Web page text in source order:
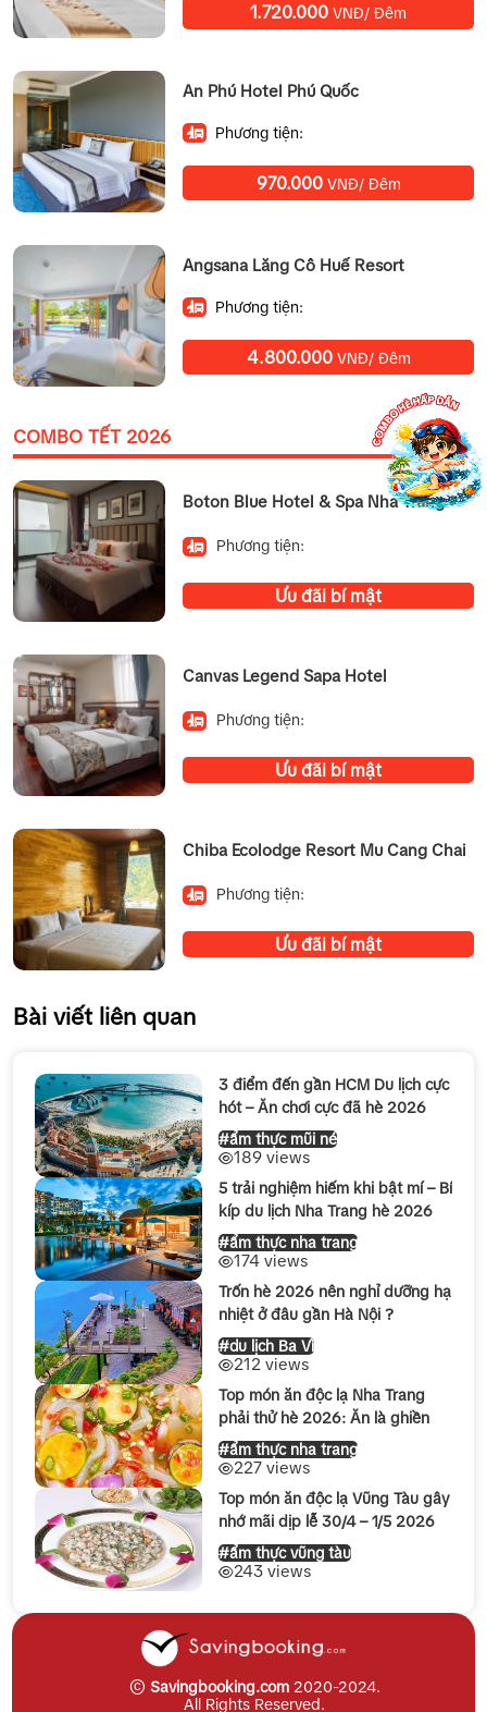
1.720.000 VNĐ/ Đêm
An Phú Hotel Phú Quốc
Phương tiện:
970.000VNĐ/ Đêm
Angsana Lăng Cô Huế Resort
Phương tiện:
4.800.000VNĐ/ Đêm
COMBO TẾT 2026
Boton Blue Hotel & Spa Nha Trang
Phương tiện:
Ưu đãi bí mật
Canvas Legend Sapa Hotel
Phương tiện:
Ưu đãi bí mật
Chiba Ecolodge Resort Mu Cang Chai
Phương tiện:
Ưu đãi bí mật
Bài viết liên quan
3 điểm đến gần HCM Du lịch cực
hót – Ăn chơi cực đã hè 2026
#ẩm thực mũi né
189 views
5 trải nghiệm hiếm khi bật mí – Bí
kíp du lịch Nha Trang hè 2026
#ẩm thực nha trang
174 views
Trốn hè 2026 nên nghỉ dưỡng hạ
nhiệt ở đâu gần Hà Nội ?
#du lịch Ba Vì
212 views
Top món ăn độc lạ Nha Trang
phải thử hè 2026: Ăn là ghiền
#ẩm thực nha trang
227 views
Top món ăn độc lạ Vũng Tàu gây
nhớ mãi dịp lễ 30/4 – 1/5 2026
#ẩm thực vũng tàu
243 views
© Savingbooking.com2020-2024.
All Rights Reserved.